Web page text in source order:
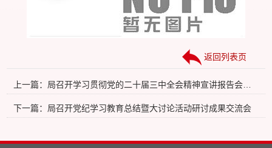
上一篇：局召开学习贯彻党的二十届三中全会精神宣讲报告会暨三季度工作推进会
下一篇：局召开党纪学习教育总结暨大讨论活动研讨成果交流会
返回列表页